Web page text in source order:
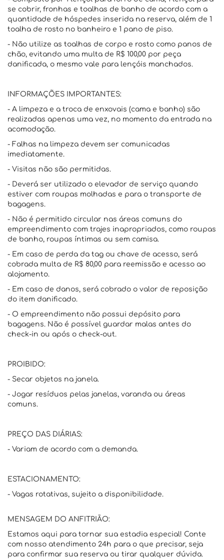
se cobrir, fronhas e toalhas de banho de acordo com a
quantidade de hóspedes inserida na reserva, além de 1
toalha de rosto no banheiro e 1 pano de piso.
- Não utilize as toalhas de corpo e rosto como panos de
chão, evitando uma multa de R$ 100,00 por peça
danificada, o mesmo vale para lençóis manchados.
INFORMAÇÕES IMPORTANTES:
- A limpeza e a troca de enxovais (cama e banho) são
realizadas apenas uma vez, no momento da entrada na
acomodação.
- Falhas na limpeza devem ser comunicadas
imediatamente.
- Visitas não são permitidas.
- Deverá ser utilizado o elevador de serviço quando
estiver com roupas molhadas e para o transporte de
bagagens.
- Não é permitido circular nas áreas comuns do
empreendimento com trajes inapropriados, como roupas
de banho, roupas íntimas ou sem camisa.
- Em caso de perda da tag ou chave de acesso, será
cobrada multa de R$ 80,00 para reemissão e acesso ao
alojamento.
- Em caso de danos, será cobrado o valor de reposição
do item danificado.
- O empreendimento não possui depósito para
bagagens. Não é possível guardar malas antes do
check-in ou após o check-out.
PROIBIDO:
- Secar objetos na janela.
- Jogar resíduos pelas janelas, varanda ou áreas
comuns.
PREÇO DAS DIÁRIAS:
- Variam de acordo com a demanda.
ESTACIONAMENTO:
- Vagas rotativas, sujeito a disponibilidade.
MENSAGEM DO ANFITRIÃO:
Estamos aqui para tornar sua estadia especial! Conte
com nosso atendimento 24h para o que precisar, seja
para confirmar sua reserva ou tirar qualquer dúvida.